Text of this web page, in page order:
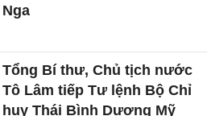
Nga
Tổng Bí thư, Chủ tịch nước
Tô Lâm tiếp Tư lệnh Bộ Chỉ
huy Thái Bình Dương Mỹ